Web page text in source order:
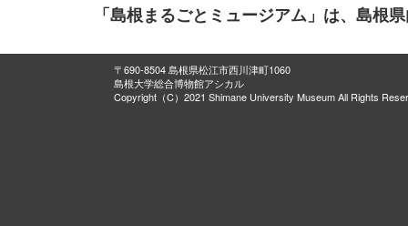
「島根まるごとミュージアム」は、島根
〒690-8504 島根県松江市西川津町1060
島根大学総合博物館アシカル
Copyright（C）2021 Shimane University Museum All Rights